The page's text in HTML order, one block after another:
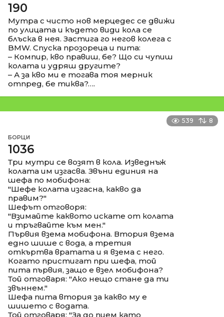
190
Мутра с чисто нов мерцедес се движи
по улицата и където види кола се
блъска в нея. Застига го негов колега с
BMW. Спуска прозореца и пита:
– Компир, кво правиш, бе? Що си чупиш
колата и удряш другите?
– А за кво ми е тогава тоя мерник
отпред, бе тиква?….
539 8
БОРЦИ
1036
Три мутри се возят в кола. Изведнъж
колата им изгасва. Звъни единия на
шефа по мобифона:
"Шефе колата изгасна, какво да
правим?"
Шефът отговоря:
"Взимайте каквото искате от колата
и тръгвайте към мен."
Първия взема мобифона. Втория взема
едно шише с вода, а третия
откъртва вратата и я взема с него.
Когато пристигат при шефа, той
пита първия, защо е взел мобифона?
Той отговаря: "Ако нещо стане да ти
звъннем."
Шефа пита втория за какво му е
шишето с водата.
Той отговаря: "За до пием като